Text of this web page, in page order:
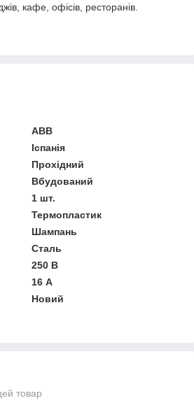
кафе, офісів, ресторанів.
ABB
Іспанія
Прохідний
Вбудований
1 шт.
Термопластик
Шампань
Сталь
250 В
16 А
Новий
товар